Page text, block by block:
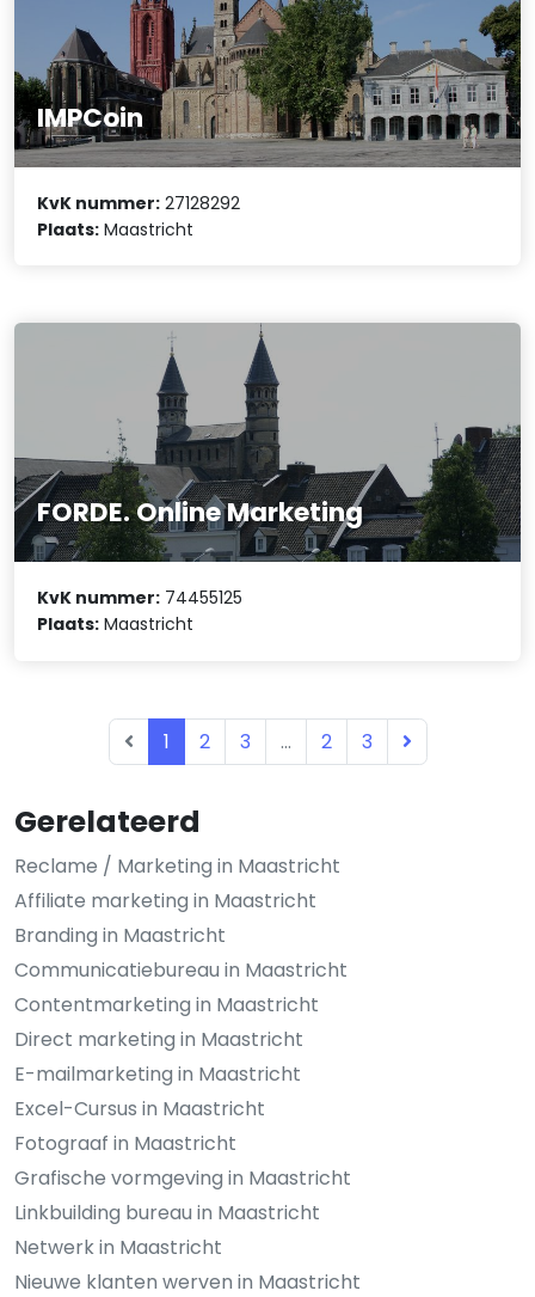
Gerelateerd
Reclame / Marketing in Maastricht
Affiliate marketing in Maastricht
Branding in Maastricht
Communicatiebureau in Maastricht
Contentmarketing in Maastricht
Direct marketing in Maastricht
E-mailmarketing in Maastricht
Excel-Cursus in Maastricht
Fotograaf in Maastricht
Grafische vormgeving in Maastricht
Linkbuilding bureau in Maastricht
Netwerk in Maastricht
Nieuwe klanten werven in Maastricht
IMPCoin
KvK nummer: 27128292
Plaats: Maastricht
FORDE. Online Marketing
KvK nummer: 74455125
Plaats: Maastricht
1 2 3 ... 2 3